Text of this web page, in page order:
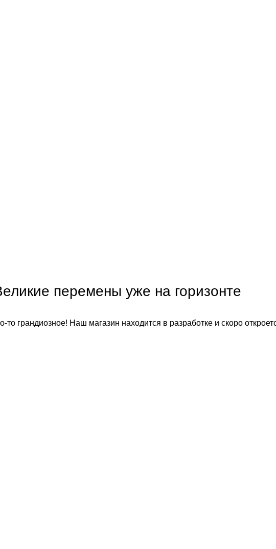
перемены уже на горизонте
то грандиозное! Наш магазин находится в разработке и скоро